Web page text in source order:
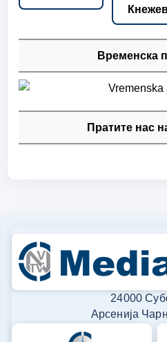
Временска
Пратите нас
24000
Арсенија